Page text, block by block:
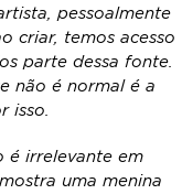
pessoalmente
criar, temos acesso
parte dessa fonte.
não é normal é a
isso.
é irrelevante em
uma menina